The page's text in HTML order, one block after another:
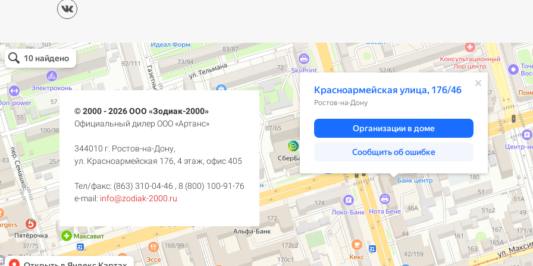
© 2000 - 2026 ООО «Зодиак-2000»
Официальный дилер ООО «Артанс»
344010 г. Ростов-на-Дону,
ул. Красноармейская 176, 4 этаж, офис 405
Тел/факс: (863) 310-04-46 , 8 (800) 100-91-76
e-mail: info@zodiak-2000.ru